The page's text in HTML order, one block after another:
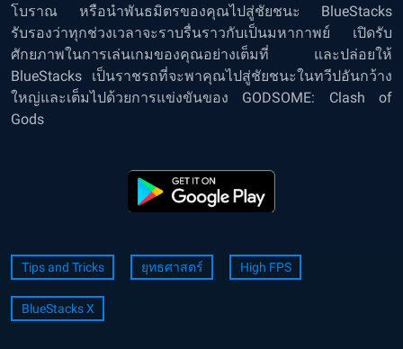
โบราณ หรือนำพันธมิตรของคุณไปสู่ชัยชนะ BlueStacks
รับรองว่าทุกช่วงเวลาจะราบรื่นราวกับเป็นมหากาพย์ เปิดรับ
ศักยภาพในการเล่นเกมของคุณอย่างเต็มที่ และปล่อยให้
BlueStacks เป็นราชรถที่จะพาคุณไปสู่ชัยชนะในทวีปอันกว้าง
ใหญ่และเต็มไปด้วยการแข่งขันของ GODSOME: Clash of
Gods
Tips and Tricks ยุทธศาสตร์ High FPS
BlueStacks X